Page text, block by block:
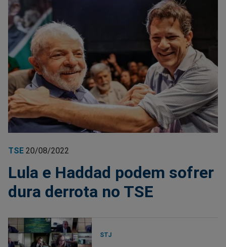
TSE 20/08/2022
Lula e Haddad podem sofrer
dura derrota no TSE
STJ